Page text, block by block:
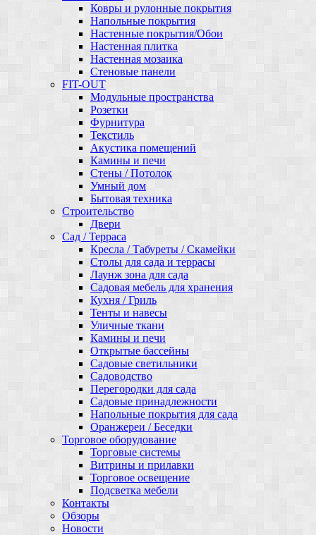
Ковры и рулонные покрытия
Напольные покрытия
Настенные покрытия/Обои
Настенная плитка
Настенная мозаика
Стеновые панели
FIT-OUT
Модульные пространства
Розетки
Фурнитура
Текстиль
Акустика помещений
Камины и печи
Стены / Потолок
Умный дом
Бытовая техника
Строительство
Двери
Сад / Терраса
Кресла / Табуреты / Скамейки
Столы для сада и террасы
Лаунж зона для сада
Садовая мебель для хранения
Кухня / Гриль
Тенты и навесы
Уличные ткани
Камины и печи
Открытые бассейны
Садовые светильники
Садоводство
Перегородки для сада
Садовые принадлежности
Напольные покрытия для сада
Оранжереи / Беседки
Торговое оборудование
Торговые системы
Витрины и прилавки
Торговое освещение
Подсветка мебели
Контакты
Обзоры
Новости